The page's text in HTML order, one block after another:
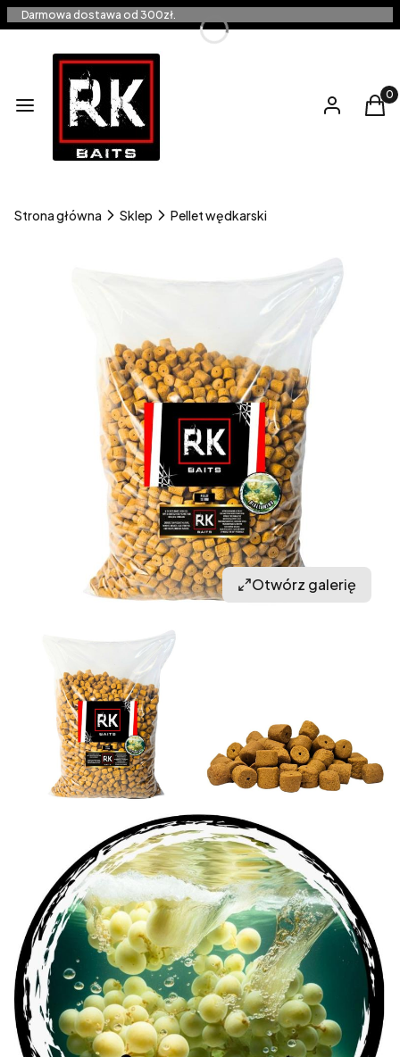
Darmowa dostawa od 300zł.
Menu Zaloguj się
Strona główna Sklep Pellet wędkarski
Otwórz galerię